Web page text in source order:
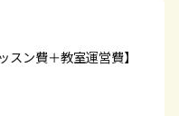
ン費＋教室運営費】